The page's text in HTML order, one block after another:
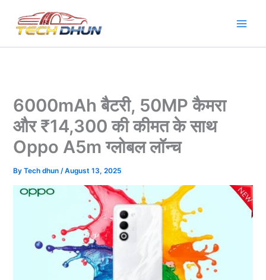
content
6000mAh बैटरी, 50MP कैमरा
और ₹14,300 की कीमत के साथ
Oppo A5m ग्लोबल लॉन्च
ByTech dhun/August 13, 2025